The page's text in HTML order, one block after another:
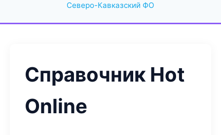
Северо-Кавказский ФО
Справочник Hot
Online